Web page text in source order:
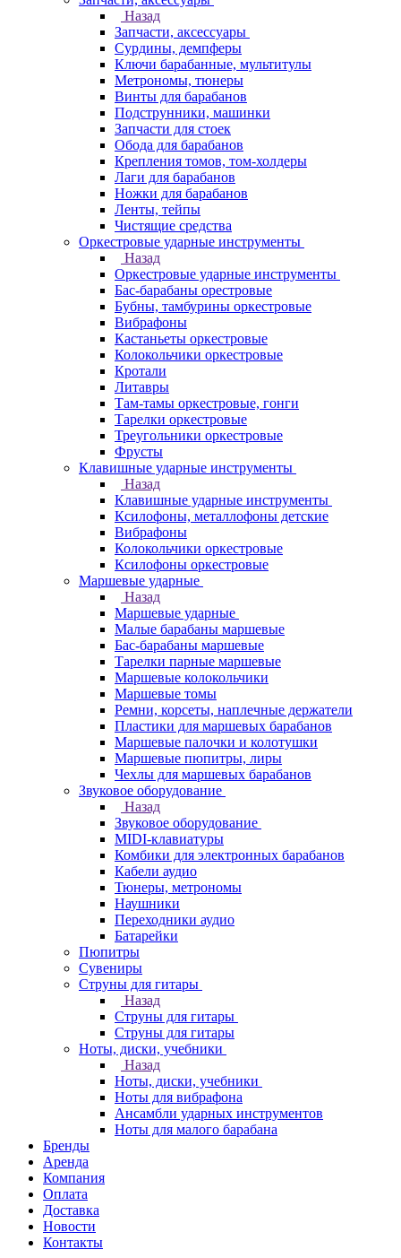
Назад
Запчасти, аксессуары
Сурдины, демпферы
Ключи барабанные, мультитулы
Метрономы, тюнеры
Винты для барабанов
Подструнники, машинки
Запчасти для стоек
Обода для барабанов
Крепления томов, том-холдеры
Лаги для барабанов
Ножки для барабанов
Ленты, тейпы
Чистящие средства
Оркестровые ударные инструменты
Назад
Оркестровые ударные инструменты
Бас-барабаны орестровые
Бубны, тамбурины оркестровые
Вибрафоны
Кастаньеты оркестровые
Колокольчики оркестровые
Кротали
Литавры
Там-тамы оркестровые, гонги
Тарелки оркестровые
Треугольники оркестровые
Фрусты
Клавишные ударные инструменты
Назад
Клавишные ударные инструменты
Ксилофоны, металлофоны детские
Вибрафоны
Колокольчики оркестровые
Ксилофоны оркестровые
Маршевые ударные
Назад
Маршевые ударные
Малые барабаны маршевые
Бас-барабаны маршевые
Тарелки парные маршевые
Маршевые колокольчики
Маршевые томы
Ремни, корсеты, наплечные держатели
Пластики для маршевых барабанов
Маршевые палочки и колотушки
Маршевые пюпитры, лиры
Чехлы для маршевых барабанов
Звуковое оборудование
Назад
Звуковое оборудование
MIDI-клавиатуры
Комбики для электронных барабанов
Кабели аудио
Тюнеры, метрономы
Наушники
Переходники аудио
Батарейки
Пюпитры
Сувениры
Струны для гитары
Назад
Струны для гитары
Струны для гитары
Ноты, диски, учебники
Назад
Ноты, диски, учебники
Ноты для вибрафона
Ансамбли ударных инструментов
Ноты для малого барабана
Бренды
Аренда
Компания
Оплата
Доставка
Новости
Контакты